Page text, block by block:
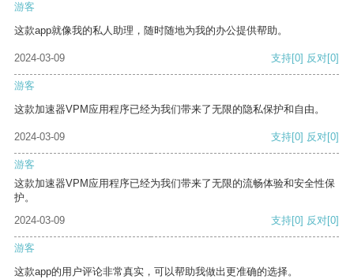
游客
这款app就像我的私人助理，随时随地为我的办公提供帮助。
2024-03-09 支持[0] 反对[0]
游客
这款加速器VPM应用程序已经为我们带来了无限的隐私保护和自由。
2024-03-09 支持[0] 反对[0]
游客
这款加速器VPM应用程序已经为我们带来了无限的流畅体验和安全性保
护。
2024-03-09
支持[0] 反对[0]
游客
这款app的用户评论非常真实，可以帮助我做出更准确的选择。